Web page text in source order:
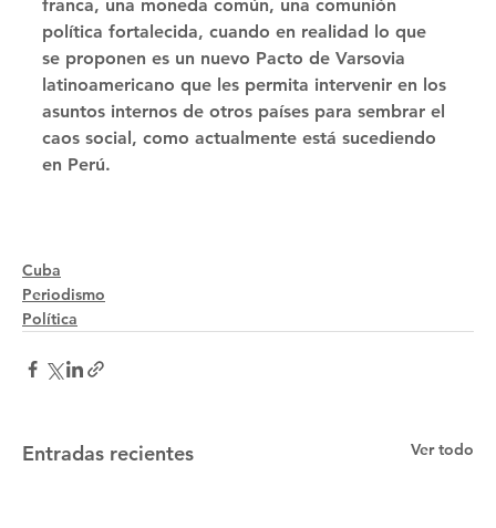
franca, una moneda común, una comunión
política fortalecida, cuando en realidad lo que
se proponen es un nuevo Pacto de Varsovia
latinoamericano que les permita intervenir en los
asuntos internos de otros países para sembrar el
caos social, como actualmente está sucediendo
en Perú.
Cuba
Periodismo
Política
Entradas recientes Ver todo